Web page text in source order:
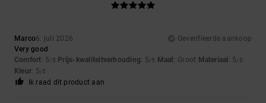
Marco6. juli 2026
Geverifieerde aankoop
Very good
Comfort: 5/5 Prijs-kwaliteitverhouding: 5/5 Maat: Groot Materiaal : 5/5
Kleur: 5/5
Ik raad dit product aan